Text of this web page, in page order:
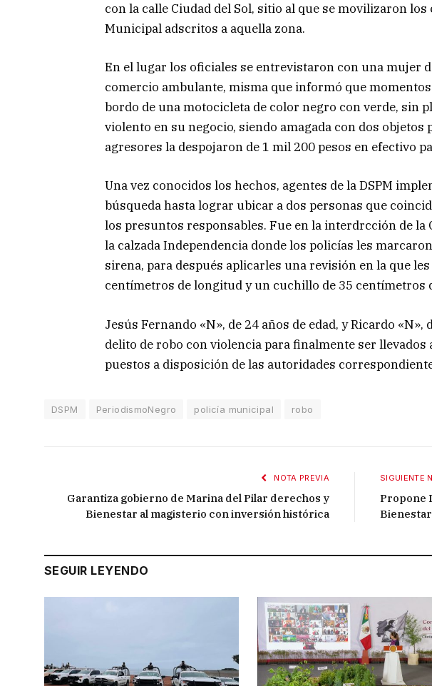
con la calle Ciudad del Sol, sitio al que se movilizaron los
Municipal adscritos a aquella zona.
En el lugar los oficiales se entrevistaron con una mujer
comercio ambulante, misma que informó que
bordo de una motocicleta de color negro con verde, sin
violento en su negocio, siendo amagada con dos objetos
agresores la despojaron de 1 mil 200 pesos en efectivo
Una vez conocidos los hechos, agentes de la DSPM
búsqueda hasta lograr ubicar a dos personas que
los presuntos responsables. Fue en la interdrcción de la
la calzada Independencia donde los policías les
sirena, para después aplicarles una revisión en la que
centímetros de longitud y un cuchillo de 35 centímetros
Jesús Fernando «N», de 24 años de edad, y Ricardo
delito de robo con violencia para finalmente ser llevados
puestos a disposición de las autoridades
DSPM PeriodismoNegro policía municipal robo
NOTA PREVIA
Garantiza gobierno de Marina del Pilar derechos y
Bienestar al magisterio con inversión histórica
SIGUIENTE
Propone
SEGUIR LEYENDO